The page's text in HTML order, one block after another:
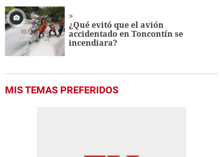
¿Qué evitó que el avión
accidentado en Toncontín se
incendiara?
MIS TEMAS PREFERIDOS